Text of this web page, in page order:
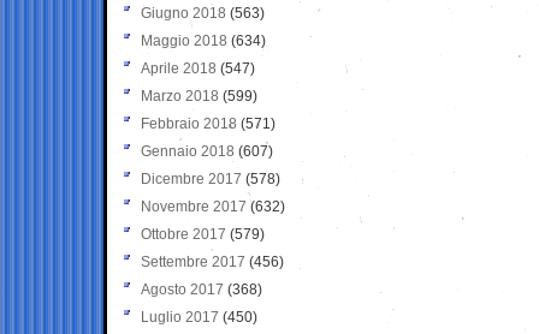
Giugno 2018 (563)
Maggio 2018 (634)
Aprile 2018 (547)
Marzo 2018 (599)
Febbraio 2018 (571)
Gennaio 2018 (607)
Dicembre 2017 (578)
Novembre 2017 (632)
Ottobre 2017 (579)
Settembre 2017 (456)
Agosto 2017 (368)
Luglio 2017 (450)